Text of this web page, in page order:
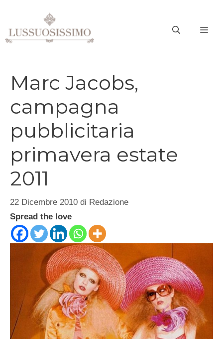
contenuto
Marc Jacobs,
campagna
pubblicitaria
primavera estate
2011
22 Dicembre 2010 di Redazione
Spread the love